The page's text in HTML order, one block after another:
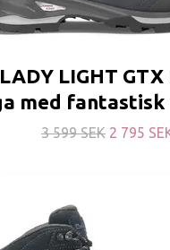
LIGHT
med
3 599 SEK 2 795